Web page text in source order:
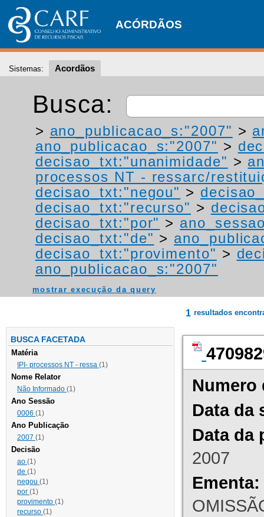
ACÓRDÃOS
Sistemas: Acordãos
Busca:
> ano_publicacao_s:"2007" >
ano_publicacao_s:"2007" >
decisao_txt:"unanimidade" >
processos NT - ressarc/
decisao_txt:"negou" >
decisao_txt:"recurso" >
decisao_txt:"por" >
decisao_txt:"de" >
decisao_txt:"provimento" >
ano_publicacao_s:"2007"
mostrar execução da query
BUSCA FACETADA
Matéria
IPI- processos NT - ressa (1)
Nome Relator
Não Informado (1)
Ano Sessão
0006 (1)
Ano Publicação
2007 (1)
Decisão
ao (1)
de (1)
negou (1)
por (1)
provimento (1)
recurso (1)
1 resultados
Numero
Data da
Data da
2007
Ementa: